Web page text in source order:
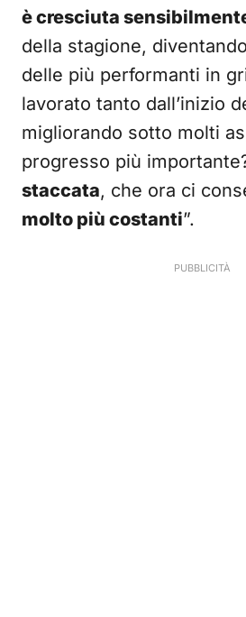
è cresciuta
della stagione,
delle più performanti in
lavorato tanto dall’inizio
migliorando sotto molti
progresso più
staccata, che ora ci
molto più costanti”.